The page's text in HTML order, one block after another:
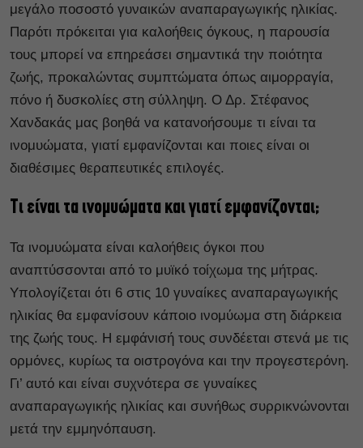
μεγάλο ποσοστό γυναικών αναπαραγωγικής ηλικίας.
Παρότι πρόκειται για καλοήθεις όγκους, η παρουσία
τους μπορεί να επηρεάσει σημαντικά την ποιότητα
ζωής, προκαλώντας συμπτώματα όπως αιμορραγία,
πόνο ή δυσκολίες στη σύλληψη. Ο Δρ. Στέφανος
Χανδακάς μας βοηθά να κατανοήσουμε τι είναι τα
ινομυώματα, γιατί εμφανίζονται και ποιες είναι οι
διαθέσιμες θεραπευτικές επιλογές.
Τι είναι τα ινομυώματα και γιατί εμφανίζονται;
Τα ινομυώματα είναι καλοήθεις όγκοι που
αναπτύσσονται από το μυϊκό τοίχωμα της μήτρας.
Υπολογίζεται ότι 6 στις 10 γυναίκες αναπαραγωγικής
ηλικίας θα εμφανίσουν κάποιο ινομύωμα στη διάρκεια
της ζωής τους. Η εμφάνισή τους συνδέεται στενά με τις
ορμόνες, κυρίως τα οιστρογόνα και την προγεστερόνη.
Γι’ αυτό και είναι συχνότερα σε γυναίκες
αναπαραγωγικής ηλικίας και συνήθως συρρικνώνονται
μετά την εμμηνόπαυση.